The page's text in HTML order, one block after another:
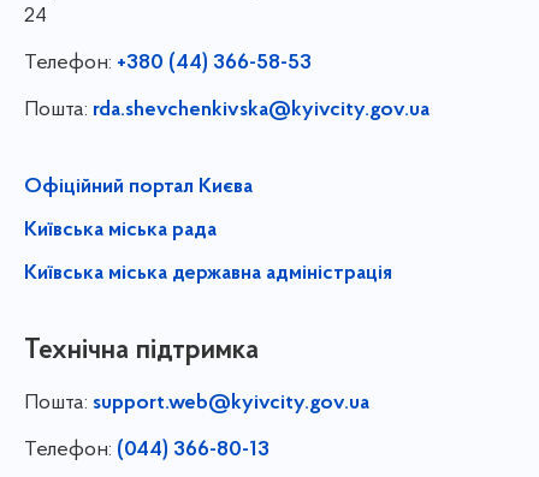
24
Телефон: +380 (44) 366-58-53
Пошта: rda.shevchenkivska@kyivcity.gov.ua
Офіційний портал Києва
Київська міська рада
Київська міська державна адміністрація
Технічна підтримка
Пошта: support.web@kyivcity.gov.ua
Телефон: (044) 366-80-13